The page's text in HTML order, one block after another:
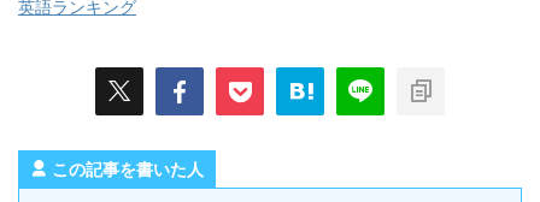
英語ランキング
この記事を書いた人